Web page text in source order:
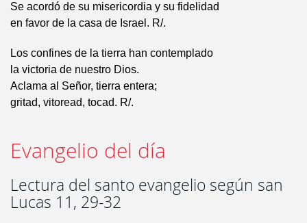
Se acordó de su misericordia y su fidelidad
en favor de la casa de Israel. R/.
Los confines de la tierra han contemplado
la victoria de nuestro Dios.
Aclama al Señor, tierra entera;
gritad, vitoread, tocad. R/.
Evangelio del día
Lectura del santo evangelio según san
Lucas 11, 29-32